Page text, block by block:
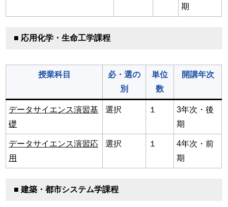
期
■ 応用化学・生命工学課程
授業科目
必・選の
別
単位
数
開講年次
データサイエンス演習基
礎
選択 １
3年次・後
期
データサイエンス演習応
用
選択 １
4年次・前
期
■ 建築・都市システム学課程